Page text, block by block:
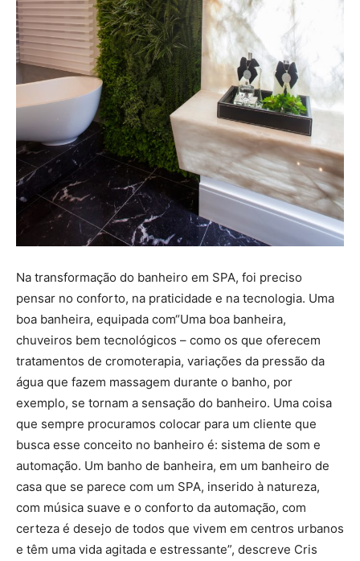
Na transformação do banheiro em SPA, foi preciso
pensar no conforto, na praticidade e na tecnologia. Uma
boa banheira, equipada com“Uma boa banheira,
chuveiros bem tecnológicos – como os que oferecem
tratamentos de cromoterapia, variações da pressão da
água que fazem massagem durante o banho, por
exemplo, se tornam a sensação do banheiro. Uma coisa
que sempre procuramos colocar para um cliente que
busca esse conceito no banheiro é: sistema de som e
automação. Um banho de banheira, em um banheiro de
casa que se parece com um SPA, inserido à natureza,
com música suave e o conforto da automação, com
certeza é desejo de todos que vivem em centros urbanos
e têm uma vida agitada e estressante”, descreve Cris